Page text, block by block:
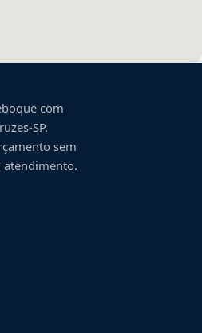
com
-SP.
sem